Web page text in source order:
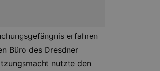
erfahren
Büro des Dresdner
nutzte den